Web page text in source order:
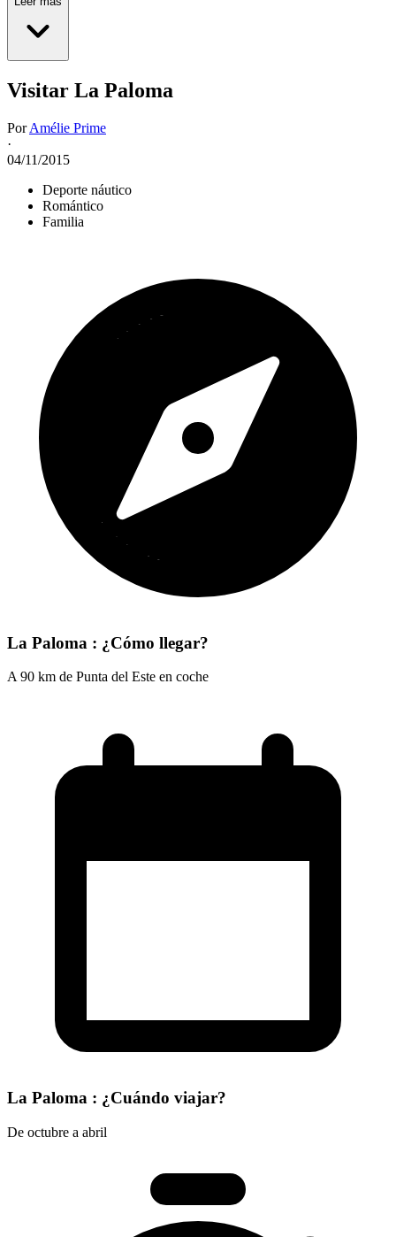
Visitar La Paloma
PorAmélie Prime
·
04/11/2015
Deporte náutico
Romántico
Familia
La Paloma : ¿Cómo llegar?
A 90 km de Punta del Este en coche
La Paloma : ¿Cuándo viajar?
De octubre a abril